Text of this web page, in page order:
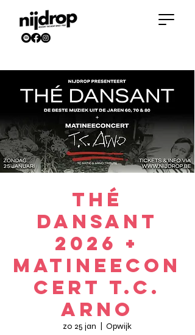
Thé
Dansant
2026 +
Matineecon
cert T.C.
Arno
zo 25 jan Opwijk